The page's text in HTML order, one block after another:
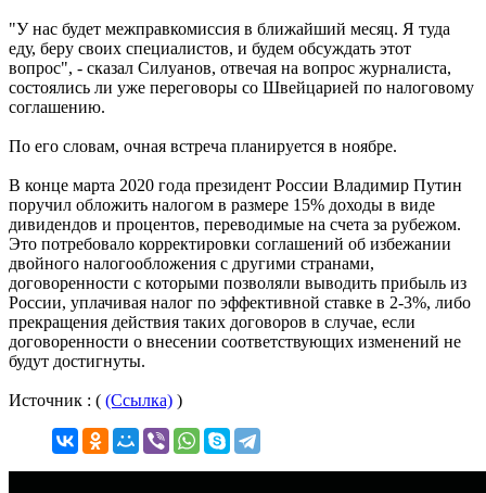
"У нас будет межправкомиссия в ближайший месяц. Я туда
еду, беру своих специалистов, и будем обсуждать этот
вопрос", - сказал Силуанов, отвечая на вопрос журналиста,
состоялись ли уже переговоры со Швейцарией по налоговому
соглашению.
По его словам, очная встреча планируется в ноябре.
В конце марта 2020 года президент России Владимир Путин
поручил обложить налогом в размере 15% доходы в виде
дивидендов и процентов, переводимые на счета за рубежом.
Это потребовало корректировки соглашений об избежании
двойного налогообложения с другими странами,
договоренности с которыми позволяли выводить прибыль из
России, уплачивая налог по эффективной ставке в 2-3%, либо
прекращения действия таких договоров в случае, если
договоренности о внесении соответствующих изменений не
будут достигнуты.
Источник : ( (Ссылка) )